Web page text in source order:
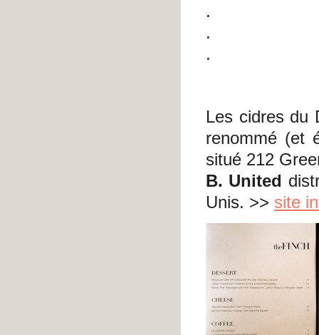
.
.
.
Les cidres du
renommé (et
situé 212
B. United
Unis. >> site